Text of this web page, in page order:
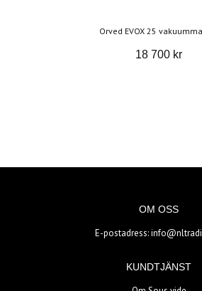
Orved EVOX 25
18 700 kr
OM OSS
E-postadress:
KUNDTJÄNST